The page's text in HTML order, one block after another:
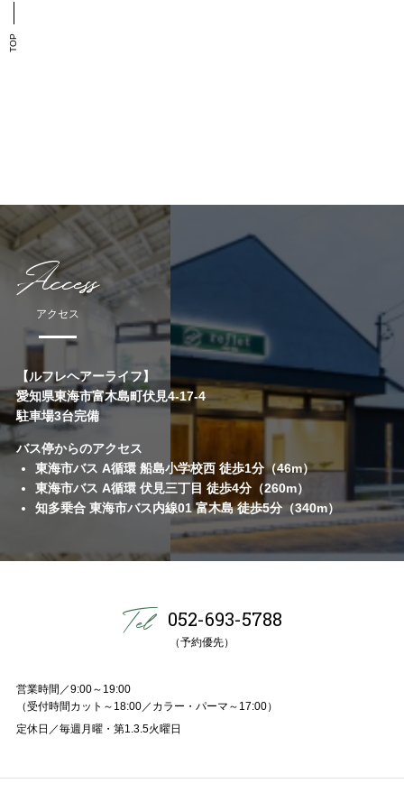
TOP
Access
アクセス
【ルフレヘアーライフ】
愛知県東海市富木島町伏見4-17-4
駐車場3台完備
バス停からのアクセス
東海市バス A循環 船島小学校西 徒歩1分（46m）
東海市バス A循環 伏見三丁目 徒歩4分（260m）
知多乗合 東海市バス内線01 富木島 徒歩5分（340m）
052-693-5788
（予約優先）
営業時間／9:00～19:00
（受付時間カット～18:00／カラー・パーマ～17:00）
定休日／毎週月曜・第1.3.5火曜日